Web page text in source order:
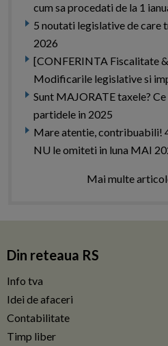
cum sa procedati de la 1
5 noutati legislative de care
2026
[CONFERINTA Fiscalitate
Modificarile legislative si
Sunt MAJORATE taxele?
partidele in 2025
Mare atentie, contribuabili!
NU le omiteti in luna MAI
Mai multe
Din reteaua RS
Info tva
Idei de afaceri
Contabilitate
Timp liber